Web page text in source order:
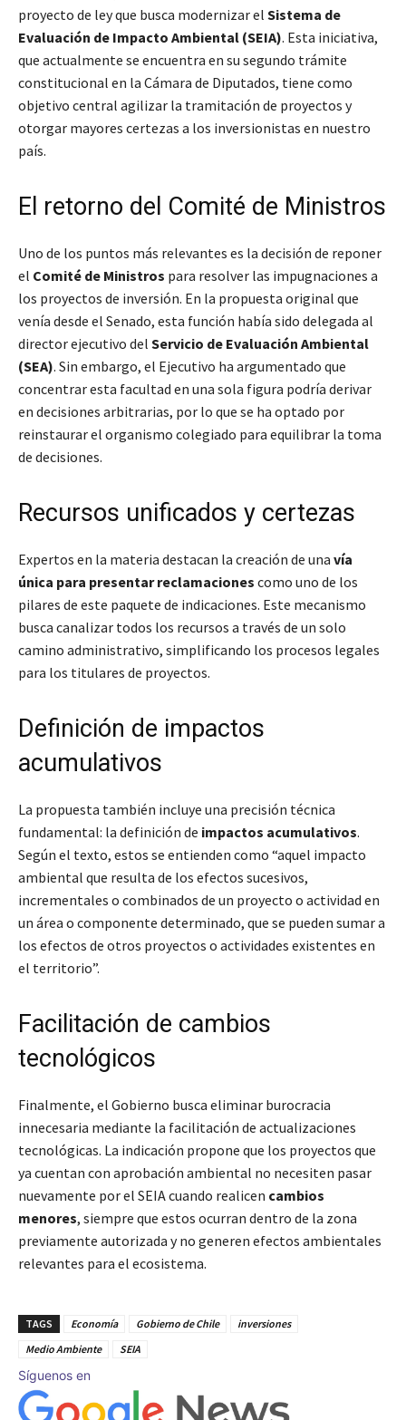
proyecto de ley que busca modernizar el Sistema de
Evaluación de Impacto Ambiental (SEIA). Esta iniciativa,
que actualmente se encuentra en su segundo trámite
constitucional en la Cámara de Diputados, tiene como
objetivo central agilizar la tramitación de proyectos y
otorgar mayores certezas a los inversionistas en nuestro
país.
El retorno del Comité de Ministros
Uno de los puntos más relevantes es la decisión de reponer
el Comité de Ministros para resolver las impugnaciones a
los proyectos de inversión. En la propuesta original que
venía desde el Senado, esta función había sido delegada al
director ejecutivo del Servicio de Evaluación Ambiental
(SEA). Sin embargo, el Ejecutivo ha argumentado que
concentrar esta facultad en una sola figura podría derivar
en decisiones arbitrarias, por lo que se ha optado por
reinstaurar el organismo colegiado para equilibrar la toma
de decisiones.
Recursos unificados y certezas
Expertos en la materia destacan la creación de una vía
única para presentar reclamaciones como uno de los
pilares de este paquete de indicaciones. Este mecanismo
busca canalizar todos los recursos a través de un solo
camino administrativo, simplificando los procesos legales
para los titulares de proyectos.
Definición de impactos
acumulativos
La propuesta también incluye una precisión técnica
fundamental: la definición de impactos acumulativos.
Según el texto, estos se entienden como “aquel impacto
ambiental que resulta de los efectos sucesivos,
incrementales o combinados de un proyecto o actividad en
un área o componente determinado, que se pueden sumar a
los efectos de otros proyectos o actividades existentes en
el territorio”.
Facilitación de cambios
tecnológicos
Finalmente, el Gobierno busca eliminar burocracia
innecesaria mediante la facilitación de actualizaciones
tecnológicas. La indicación propone que los proyectos que
ya cuentan con aprobación ambiental no necesiten pasar
nuevamente por el SEIA cuando realicen cambios
menores, siempre que estos ocurran dentro de la zona
previamente autorizada y no generen efectos ambientales
relevantes para el ecosistema.
TAGS Economía Gobierno de Chile
inversiones
Medio Ambiente
SEIA
Síguenos en